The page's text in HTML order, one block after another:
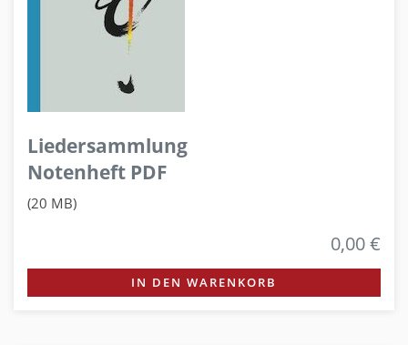
Liedersammlung
Notenheft PDF
(20 MB)
0,00 €
IN DEN WARENKORB